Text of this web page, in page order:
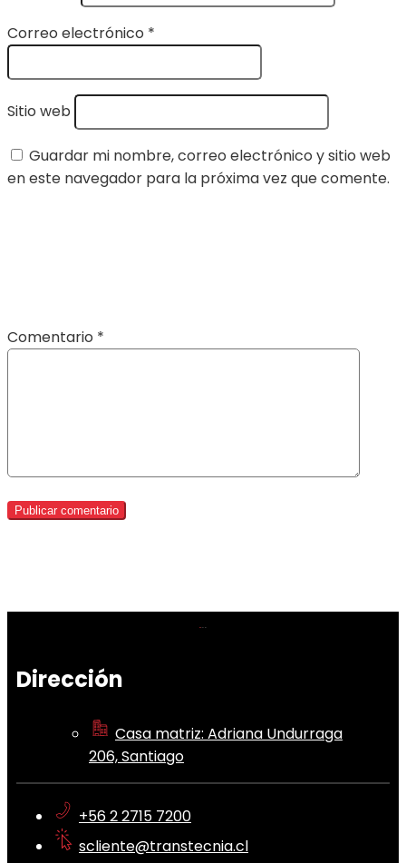
Correo electrónico *
Sitio web
Guardar mi nombre, correo electrónico y sitio web
en este navegador para la próxima vez que comente.
Comentario *
Dirección
Casa matriz: Adriana Undurraga
206, Santiago
+56 2 2715 7200
scliente@transtecnia.cl